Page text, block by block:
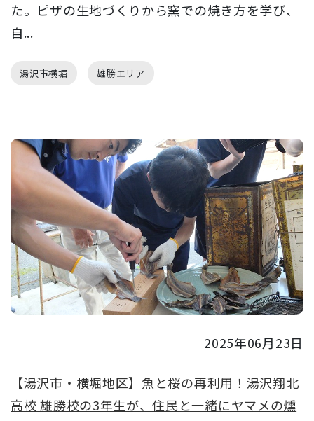
た。ピザの生地づくりから窯での焼き方を学び、
自...
湯沢市横堀 雄勝エリア
2025年06月23日
【湯沢市・横堀地区】魚と桜の再利用！湯沢翔北
高校 雄勝校の3年生が、住民と一緒にヤマメの燻